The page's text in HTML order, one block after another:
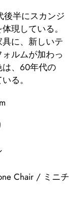
後半にスカンジ
現している。
に、新しいテ
ルムが加わっ
、60年代の
る。
Chair / ミニチ